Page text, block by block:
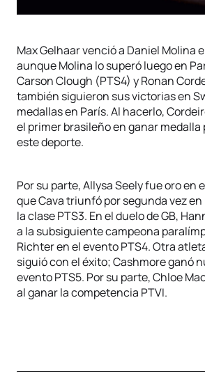
Max Gelhaar venció a Daniel Molina
aunque Molina lo superó luego en
Carson Clough (PTS4) y Ronan
también siguieron sus victorias en
medallas en París. Al hacerlo,
el primer brasileño en ganar medalla
este deporte.
Por su parte, Allysa Seely fue oro en
que Cava triunfó por segunda vez
la clase PTS3. En el duelo de GB,
a la subsiguiente campeona
Richter en el evento PTS4. Otra
siguió con el éxito; Cashmore ganó
evento PTS5. Por su parte, Chloe
al ganar la competencia PTVI.